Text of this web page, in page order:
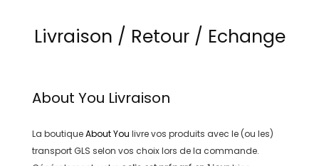
Livraison / Retour / Echange
About You Livraison
La boutiqueAbout You livre vos produits avec le (ou les)
transportGLS selon vos choix lors de la commande.